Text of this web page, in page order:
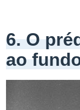
6. O
ao